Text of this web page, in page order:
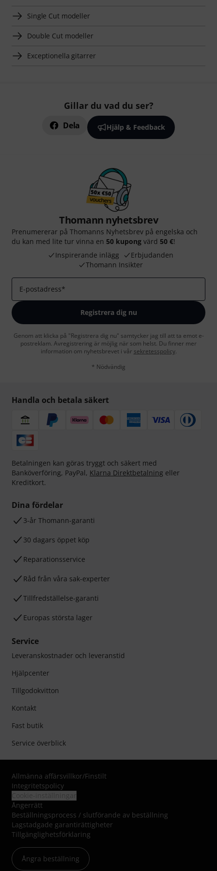
Single Cut modeller
Double Cut modeller
Exceptionella gitarrer
Gillar du vad du ser?
Dela Hjälp & Feedback
Thomann nyhetsbrev
Prenumererar på Thomanns Nyhetsbrev på engelska och
du kan med lite tur vinna en 50 kupong värd 50 €!
Inspirerande inlägg
Erbjudanden
Thomann Insikter
E-postadress*
Registrera dig nu
Genom att klicka på "Registrera dig nu" samtycker jag till att ta emot e-
postreklam. Avregistrering är möjlig när som helst. Du finner mer
information om nyhetsbrevet i vår sekretesspolicy.
* Nödvändig
Handla och betala säkert
Betalningen kan göras tryggt och säkert med
Banköverföring, PayPal, Klarna Direktbetalning eller
Kreditkort.
Dina fördelar
3-år Thomann-garanti
30 dagars öppet köp
Reparationsservice
Råd från våra sak-experter
Tillfredställelse-garanti
Europas största lager
Service
Leveranskostnader och leveranstid
Hjälpcenter
Tillgodokvitton
Kontakt
Fast butik
Service överblick
Allmänna affärsvillkor/Finstilt
Integritetspolicy
Ångerrätt
Beställningsprocess / slutförande av beställning
Lagstadgade garantirättigheter
Tillgänglighetsförklaring
Ångra beställning